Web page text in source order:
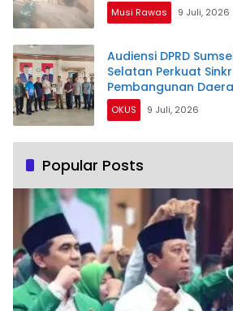
Musi Rawas 9 Juli, 2026
Audiensi DPRD
Selatan Perkuat
Pembangunan
OKUS 9 Juli, 2026
Popular Posts